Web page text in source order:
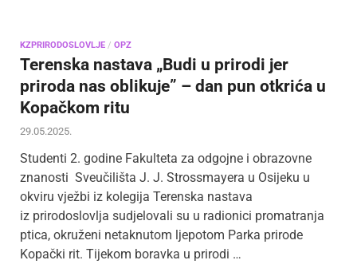
KZPRIRODOSLOVLJE / OPZ
Terenska nastava „Budi u prirodi jer
priroda nas oblikuje” – dan pun otkrića u
Kopačkom ritu
29.05.2025.
Studenti 2. godine Fakulteta za odgojne i obrazovne
znanosti Sveučilišta J. J. Strossmayera u Osijeku u
okviru vježbi iz kolegija Terenska nastava
iz prirodoslovlja sudjelovali su u radionici promatranja
ptica, okruženi netaknutom ljepotom Parka prirode
Kopački rit. Tijekom boravka u prirodi …